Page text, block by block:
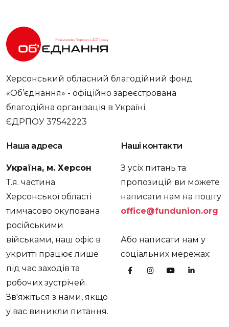
Херсонський обласний благодійний фонд
«Об’єднання» - офіційно зареєстрована
благодійна організація в Україні.
ЄДРПОУ 37542223
Наша адреса
Україна, м. Херсон
Т.я. частина
Херсонської області
тимчасово окупована
російськими
військами, наш офіс в
укритті працює лише
під час заходів та
робочих зустрічей.
Зв'яжіться з нами, якщо
у вас виникли питання.
Наші контакти
З усіх питань та
пропозицій ви можете
написати нам на пошту
office@fundunion.org
Або написати нам у
соціальних мережах: